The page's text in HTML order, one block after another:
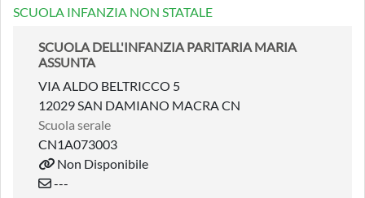
SCUOLA INFANZIA NON STATALE
SCUOLA DELL'INFANZIA PARITARIA MARIA
ASSUNTA
VIA ALDO BELTRICCO 5
12029 SAN DAMIANO MACRA CN
Scuola serale
CN1A073003
Non Disponibile
---